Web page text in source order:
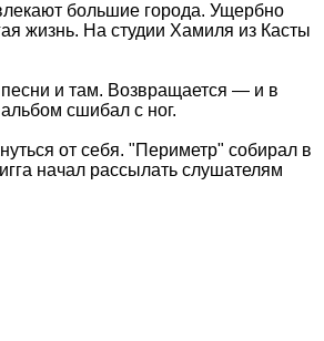
большие города. Ущербно
жизнь. На студии Хамиля из Касты
и там. Возвращается — и в
сшибал с ног.
от себя. "Периметр" собирал в
начал рассылать слушателям